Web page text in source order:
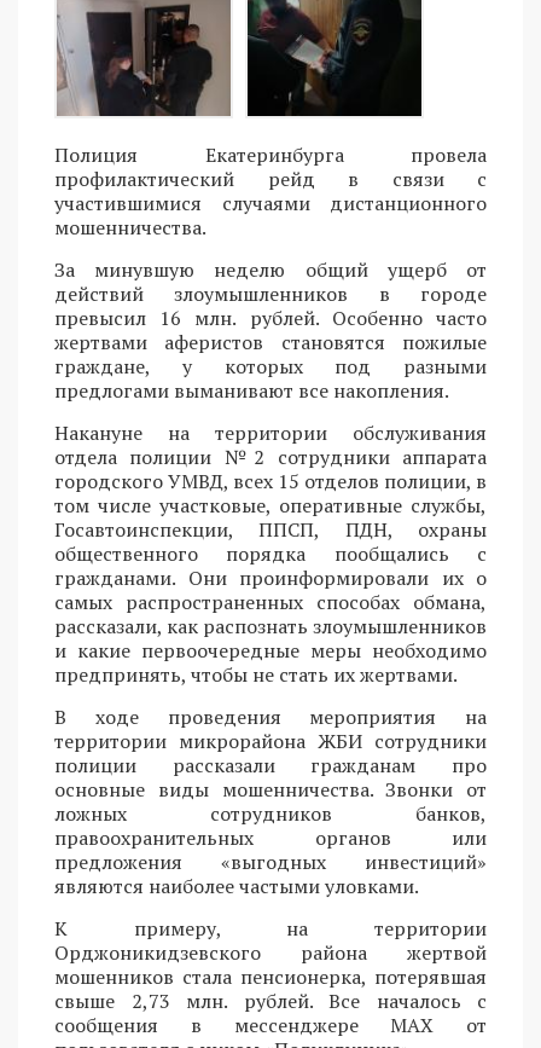
Полиция Екатеринбурга провела
профилактический рейд в связи с
участившимися случаями дистанционного
мошенничества.
За минувшую неделю общий ущерб от
действий злоумышленников в городе
превысил 16 млн. рублей. Особенно часто
жертвами аферистов становятся пожилые
граждане, у которых под разными
предлогами выманивают все накопления.
Накануне на территории обслуживания
отдела полиции №2 сотрудники аппарата
городского УМВД, всех 15 отделов полиции, в
том числе участковые, оперативные службы,
Госавтоинспекции, ППСП, ПДН, охраны
общественного порядка пообщались с
гражданами. Они проинформировали их о
самых распространенных способах обмана,
рассказали, как распознать злоумышленников
и какие первоочередные меры необходимо
предпринять, чтобы не стать их жертвами.
В ходе проведения мероприятия на
территории микрорайона ЖБИ сотрудники
полиции рассказали гражданам про
основные виды мошенничества. Звонки от
ложных сотрудников банков,
правоохранительных органов или
предложения «выгодных инвестиций»
являются наиболее частыми уловками.
К примеру, на территории
Орджоникидзевского района жертвой
мошенников стала пенсионерка, потерявшая
свыше 2,73 млн. рублей. Все началось с
сообщения в мессенджере MAX от